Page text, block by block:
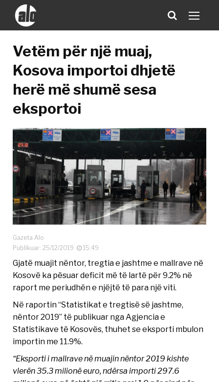
Vetëm për një muaj,
Kosova importoi dhjetë
herë më shumë sesa
eksportoi
Gazeta Alo
Publikuar: 25/12/2019
15:49
Gjatë muajit nëntor, tregtia e jashtme e mallrave në
Kosovë ka pësuar deficit më të lartë për 9.2% në
raport me periudhën e njëjtë të para një viti.
Në raportin “Statistikat e tregtisë së jashtme,
nëntor 2019” të publikuar nga Agjencia e
Statistikave të Kosovës, thuhet se eksporti mbulon
importin me 11.9%.
“Eksporti i mallrave në muajin nëntor 2019 kishte
vlerën 35.3 milionë euro, ndërsa importi 297.6